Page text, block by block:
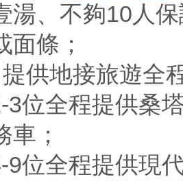
湯、不夠10人
面條；
提供地接旅遊全
全程提供桑塔
車；
全程提供現代